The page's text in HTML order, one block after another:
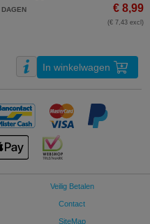
€ 8,99
(€ 7,43 excl)
In winkelwagen
Veilig Betalen
Contact
SiteMap